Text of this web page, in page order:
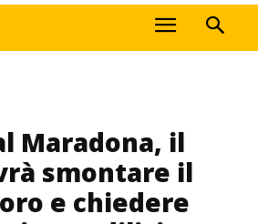
Maradona, il
smontare il
e chiedere